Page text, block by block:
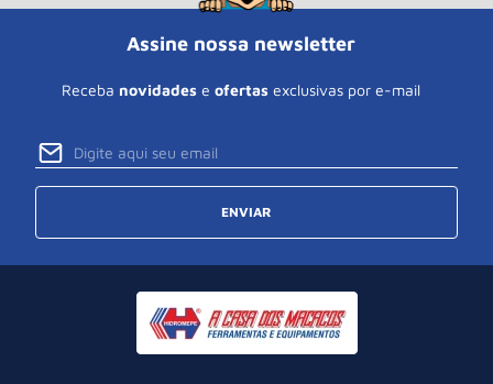
Assine nossa newsletter
Receba novidades e ofertas exclusivas por e-mail
ENVIAR